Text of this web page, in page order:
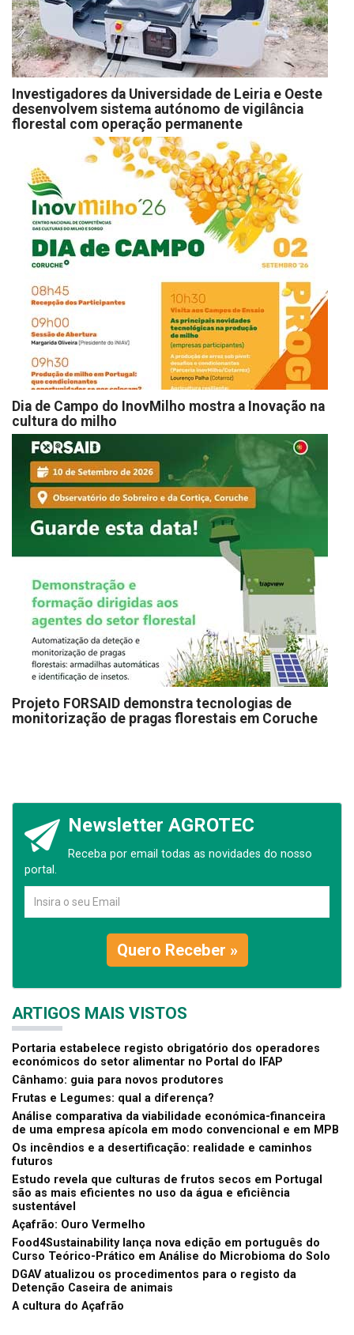
Investigadores da Universidade de Leiria e Oeste
desenvolvem sistema autónomo de vigilância
florestal com operação permanente
Dia de Campo do InovMilho mostra a Inovação na
cultura do milho
Projeto FORSAID demonstra tecnologias de
monitorização de pragas florestais em Coruche
Newsletter AGROTEC
Receba por email todas as novidades do nosso
portal.
Quero Receber »
ARTIGOS MAIS VISTOS
Portaria estabelece registo obrigatório dos operadores
económicos do setor alimentar no Portal do IFAP
Cânhamo: guia para novos produtores
Frutas e Legumes: qual a diferença?
Análise comparativa da viabilidade económica-financeira
de uma empresa apícola em modo convencional e em MPB
Os incêndios e a desertificação: realidade e caminhos
futuros
Estudo revela que culturas de frutos secos em Portugal
são as mais eficientes no uso da água e eficiência
sustentável
Açafrão: Ouro Vermelho
Food4Sustainability lança nova edição em português do
Curso Teórico-Prático em Análise do Microbioma do Solo
DGAV atualizou os procedimentos para o registo da
Detenção Caseira de animais
A cultura do Açafrão